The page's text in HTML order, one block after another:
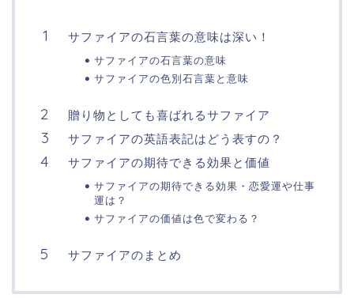
サファイアの石言葉の意味は深い！
サファイアの石言葉の意味
サファイアの色別石言葉と意味
贈り物としても喜ばれるサファイア
サファイアの英語表記はどう表すの？
サファイアの期待できる効果と価値
サファイアの期待できる効果・恋愛運や仕事
運は？
サファイアの価値は色で変わる？
サファイアのまとめ